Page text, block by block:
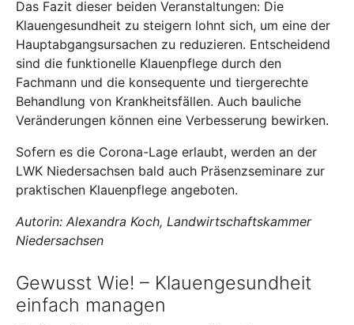
Das Fazit dieser beiden Veranstaltungen: Die
Klauengesundheit zu steigern lohnt sich, um eine der
Hauptabgangsursachen zu reduzieren. Entscheidend
sind die funktionelle Klauenpflege durch den
Fachmann und die konsequente und tiergerechte
Behandlung von Krankheitsfällen. Auch bauliche
Veränderungen können eine Verbesserung bewirken.
Sofern es die Corona-Lage erlaubt, werden an der
LWK Niedersachsen bald auch Präsenzseminare zur
praktischen Klauenpflege angeboten.
Autorin: Alexandra Koch, Landwirtschaftskammer
Niedersachsen
Gewusst Wie! – Klauengesundheit
einfach managen